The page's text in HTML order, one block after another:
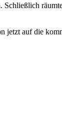
jetzt auf die